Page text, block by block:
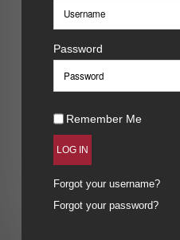
Password
Remember Me
LOG IN
Forgot your username?
Forgot your password?